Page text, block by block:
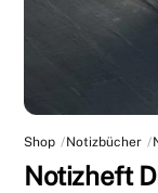
Shop Notizbücher
Notizheft